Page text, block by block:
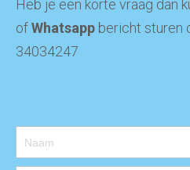
Heb je een korte vraag dan
ofWhatsapp bericht sturen
34034247
Contact